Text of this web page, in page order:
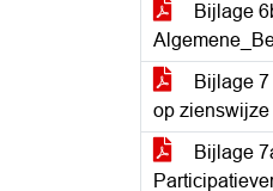
Bijlage
Bijlage
op zienswijze
Bijlage